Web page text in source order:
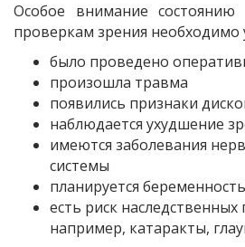
Особое внимание состоянию
проверкам зрения необходимо
было проведено
произошла травма
появились признаки
наблюдается ухудшение
имеются заболевания
системы
планируется беременность
есть риск наследственных
например, катаракты,